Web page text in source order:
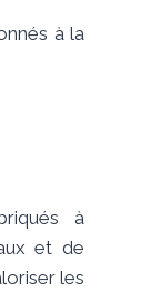
à la
à
et de
les